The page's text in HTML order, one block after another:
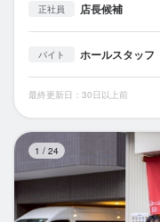
正社員 店長候補
バイト ホールスタッフ
最終更新日：30日以上前
1 / 24